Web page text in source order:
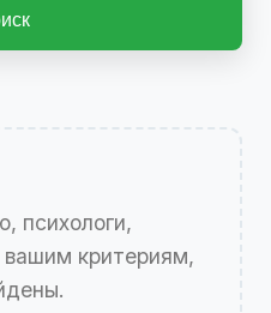
психологи,
критериям,